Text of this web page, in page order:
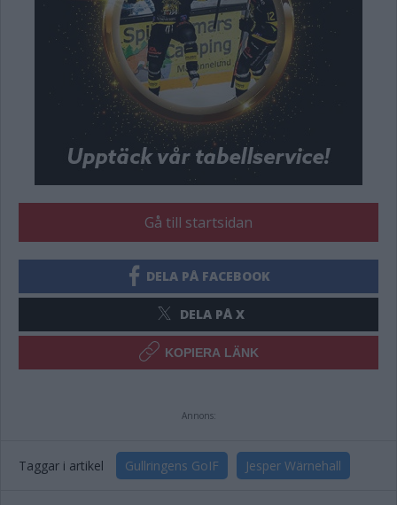
Gå till startsidan
DELA PÅ FACEBOOK
DELA PÅ X
KOPIERA LÄNK
Annons:
Taggar i artikel Gullringens GoIF Jesper Wärnehall